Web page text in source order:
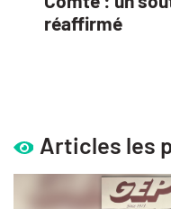
réaffirmé
Articles les